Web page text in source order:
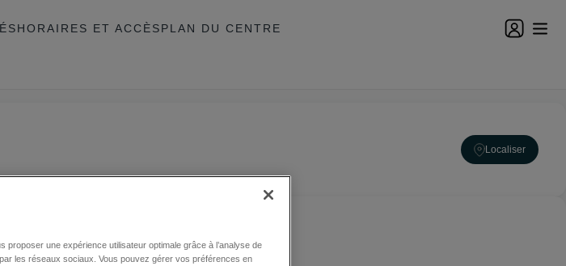
HORAIRES ET ACCÈSPLAN DU CENTRE
Localiser
une expérience utilisateur optimale grâce à l’analyse de
les réseaux sociaux. Vous pouvez gérer vos préférences en